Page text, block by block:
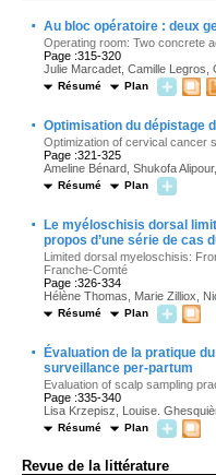
· Au bloc opératoire : deux
Operating room: Two concrete
Page :315-320
Julie Marcadet, Camille Legros,
Résumé Plan
· Optimisation du dépistage
Optimization of cervical cancer
Page :321-325
Ameline Bénard, Shukofa
Résumé Plan
·
Le myéloschisis dorsal
propos d’une série de cas
Limited dorsal myeloschisis:
Franche-Comté
Page :326-334
Hélène Thomas, Marie Zilliox,
Résumé Plan
·
Évaluation de la pratique
surveillance per-partum
Evaluation of scalp sampling
Page :335-340
Lisa Krzepisz, Louise.
Résumé Plan
Revue de la littérature